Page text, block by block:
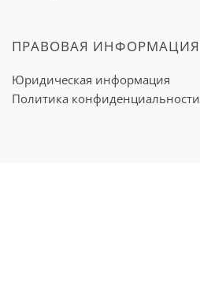
ПРАВОВАЯ ИНФОРМАЦИЯ
Юридическая информация
Политика конфиденциальности